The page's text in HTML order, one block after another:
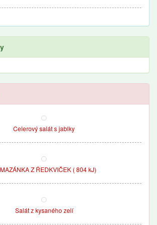
Celerový salát s jablky
Z ŘEDKVIČEK ( 804 kJ)
Salát z kysaného zelí